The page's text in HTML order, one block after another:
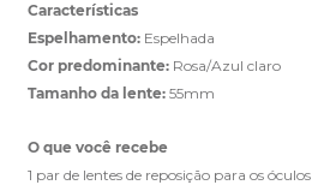
Características
Espelhamento: Espelhada
Cor predominante: Rosa/Azul claro
Tamanho da lente: 55mm
O que você recebe
1 par de lentes de reposição para os óculos